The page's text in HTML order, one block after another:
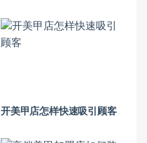
开美甲店怎样快速吸引顾客